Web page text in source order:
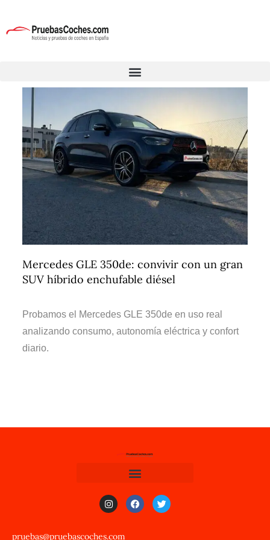
Mercedes GLE 350de: convivir con un gran
SUV híbrido enchufable diésel
Probamos el Mercedes GLE 350de en uso real
analizando consumo, autonomía eléctrica y confort
diario.
pruebas@pruebascoches.com